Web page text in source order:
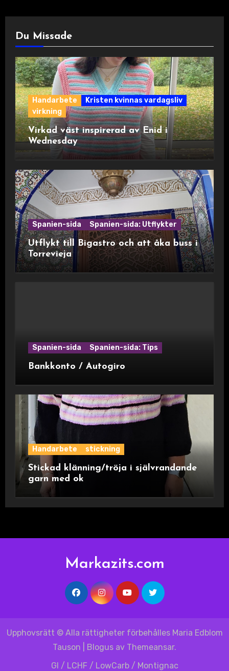
Du Missade
Handarbete
Kristen kvinnas vardagsliv
virkning
Virkad väst inspirerad av Enid i
Wednesday
Spanien-sida Spanien-sida: Utflykter
Utflykt till Bigastro och att åka buss i
Torrevieja
Spanien-sida Spanien-sida: Tips
Bankkonto / Autogiro
Handarbete stickning
Stickad klänning/tröja i självrandande
garn med ok
Markazits.com
Upphovsrätt © Alla rättigheter förbehålles Maria Edblom
Tauson
Blogus av Themeansar.
GI / LCHF / LowCarb / Montignac